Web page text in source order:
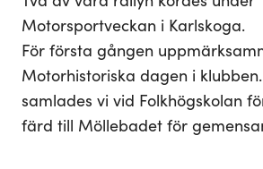
Motorsportveckan i Karlskoga.
För första gången
Motorhistoriska dagen i
samlades vi vid Folkhögskolan
färd till Möllebadet för